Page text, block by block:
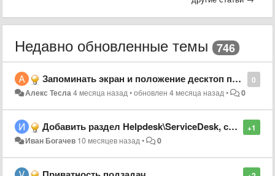
Недавно обновленные темы 746
0
Запоминать экран и положение десктоп приложения.
Алекс Тесла4 месяца назад•обновлен4 месяца назад• 0
+1
Добавить раздел Helpdesk\ServiceDesk, список заявок
Иван Богачев 10 месяцев назад• 0